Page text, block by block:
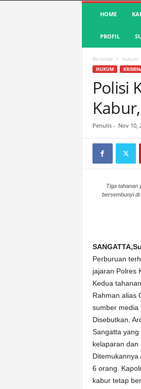
S
a
HOME
PROFIL
Beranda hukum
HUKUM
Polisi
Penulis - Nov 10,
Tiga tahanan
bersembunyi
Perburuan
jajaran Polres
Kedua
Rahman alias
sumber media
Disebutkan,
Sangatta
kelaparan dan
6 orang.
kabur tetap